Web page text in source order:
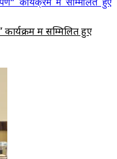
में सम्मिलित हुए